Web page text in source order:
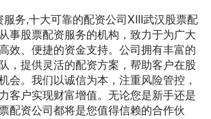
务,十大可靠的配资公司XIII‌武汉股票配
事股票配资服务的机构，致力于为广大
效、便捷的资金支持。公司拥有丰富的
，提供灵活的配资方案，帮助客户在股
会。我们以诚信为本，注重风险管控，
客户实现财富增值。无论您是新手还是
配资公司都将是您值得信赖的合作伙